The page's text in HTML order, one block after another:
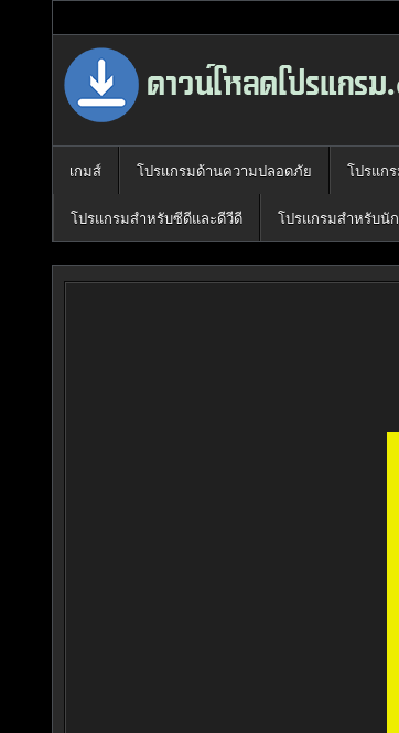
Download Program Free | ด
ดาวน์โหลดโปรแกรม ดอท คอม รวบรวมโปรแกรมดี โ
เกมส์ โปรแกรมด้านความปลอดภัย โปรแก
โปรแกรมสำหรับซีดีและดีวีดี โปรแกรมสำหรับนั